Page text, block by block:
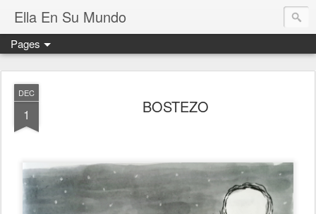
Ella En Su Mundo
Pages
DEC
1 BOSTEZO